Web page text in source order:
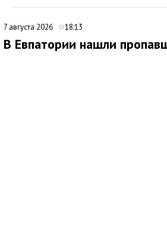
7 августа 2026 18:13
В Евпатории нашли